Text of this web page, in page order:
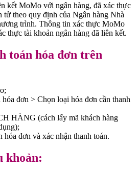
kết MoMo với ngân hàng, đã xác thực
tử theo quy định của Ngân hàng Nhà
trình. Thông tin xác thực MoMo
thực tài khoản ngân hàng đã liên kết.
toán hóa đơn trên
đơn > Chọn loại hóa đơn cần thanh
HÀNG (cách lấy mã khách hàng
hóa đơn và xác nhận thanh toán.
khoản: